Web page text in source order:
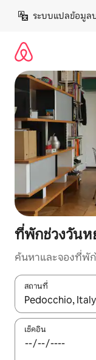
เนื้อหา
ระบบแปลข้อมูล
ที่พักช่วงวันห
ค้นหาและจองที่พัก
สถานที่
ใช้ลูกศรขึ้นลง หรือ
เช็คอิน